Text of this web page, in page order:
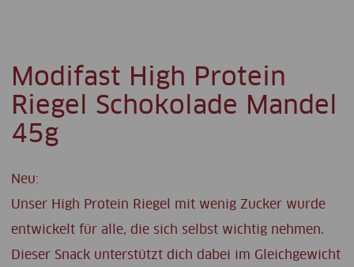
Modifast High Protein
Riegel Schokolade Mandel
45g
Neu:
Unser High Protein Riegel mit wenig Zucker wurde
entwickelt für alle, die sich selbst wichtig nehmen.
Dieser Snack unterstützt dich dabei im Gleichgewicht